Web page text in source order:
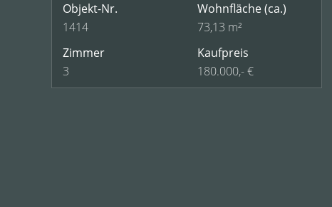
Objekt-Nr.
1414
Wohnfläche(ca.)
73,13 m²
Zimmer
3
Kaufpreis
180.000,- €